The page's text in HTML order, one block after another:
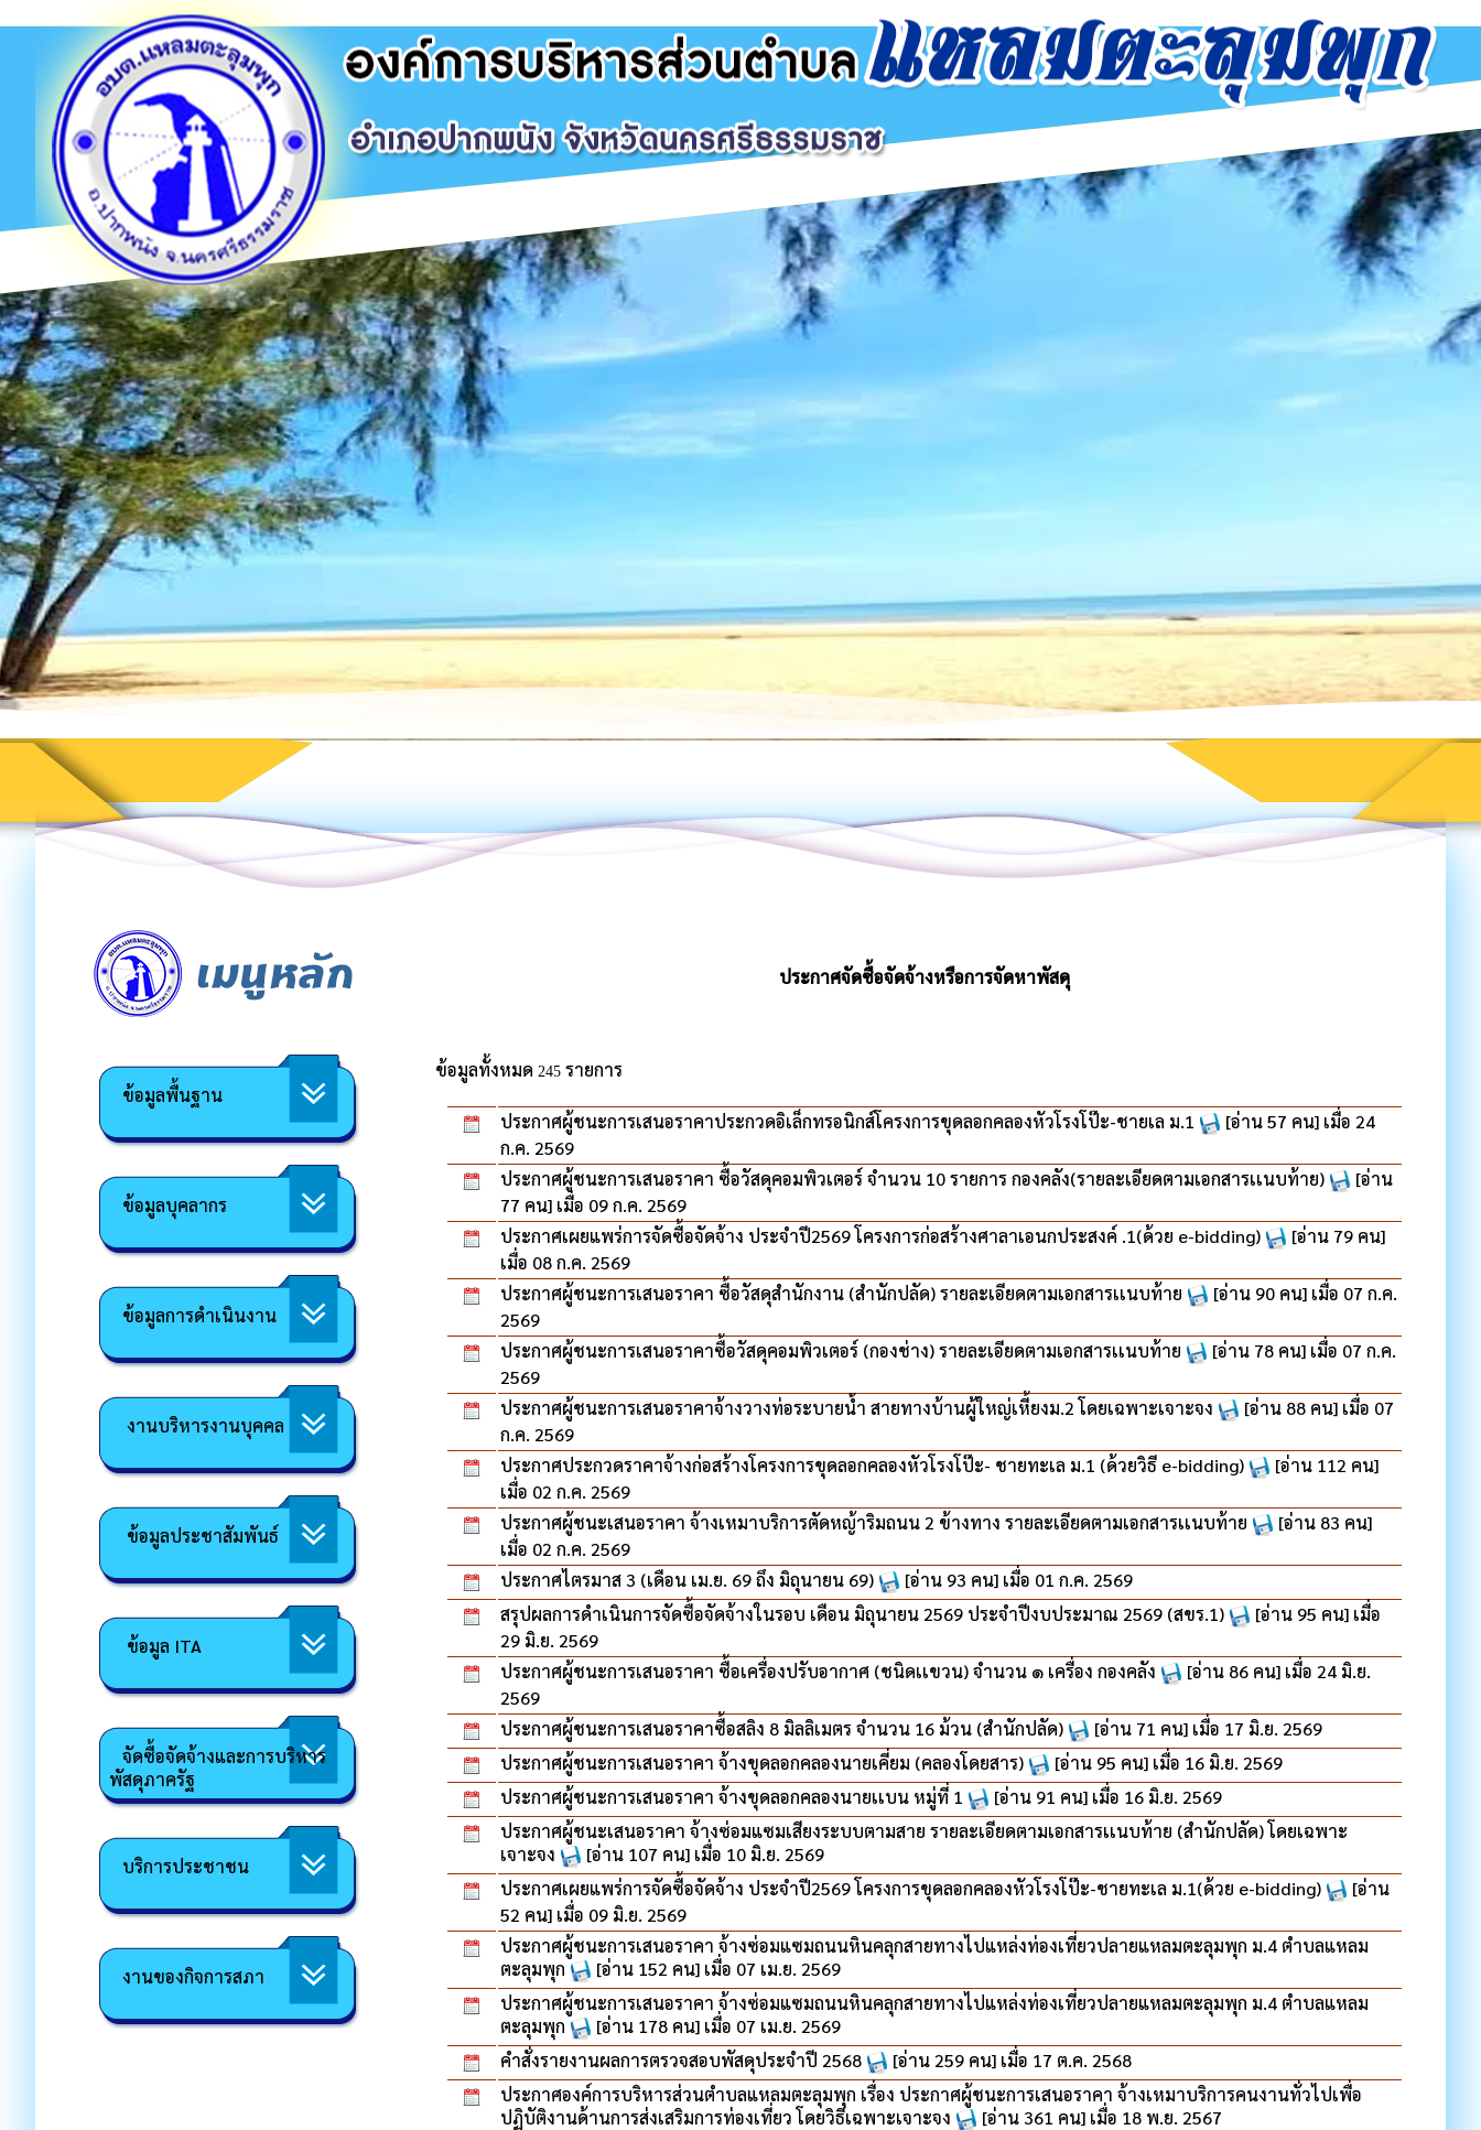
ข้อมูลพื้นฐาน
ข้อมูลบุคลากร
ข้อมูลการดำเนินงาน
งานบริหารงานบุคคล
ข้อมูลประชาสัมพันธ์
ข้อมูล ITA
จัดซื้อจัดจ้างและการบริหาร
พัสดุภาครัฐ
บริการประชาชน
งานของกิจการสภา
ประกาศจัดซื้อจัดจ้างหรือการจัดหาพัสดุ
ข้อมูลทั้งหมด 245รายการ
ประกาศผู้ชนะการเสนอราคาประกวดอิเล็กทรอนิกส์โครงการขุดลอกคลองหัวโรงโป๊ะ-ชายเล ม.1
[อ่าน 57 คน] เมื่อ 24
ก.ค. 2569
ประกาศผู้ชนะการเสนอราคา ซื้อวัสดุคอมพิวเตอร์ จำนวน 10 รายการ กองคลัง(รายละเอียดตามเอกสารเเนบท้าย)
[อ่าน
77 คน] เมื่อ 09 ก.ค. 2569
ประกาศเผยแพร่การจัดซื้อจัดจ้าง ประจำปี2569 โครงการก่อสร้างศาลาเอนกประสงค์ .1(ด้วย e-bidding)
[อ่าน 79 คน]
เมื่อ 08 ก.ค. 2569
ประกาศผู้ชนะการเสนอราคา ซื้อวัสดุสำนักงาน (สำนักปลัด) รายละเอียดตามเอกสารเเนบท้าย
[อ่าน 90 คน] เมื่อ 07 ก.ค.
2569
ประกาศผู้ชนะการเสนอราคาซื้อวัสดุคอมพิวเตอร์ (กองช่าง) รายละเอียดตามเอกสารเเนบท้าย
[อ่าน 78 คน] เมื่อ 07 ก.ค.
2569
ประกาศผู้ชนะการเสนอราคาจ้างวางท่อระบายน้ำ สายทางบ้านผู้ใหญ่เหี้ยงม.2 โดยเฉพาะเจาะจง
[อ่าน 88 คน] เมื่อ 07
ก.ค. 2569
ประกาศประกวดราคาจ้างก่อสร้างโครงการขุดลอกคลองหัวโรงโป๊ะ- ชายทะเล ม.1 (ด้วยวิธี e-bidding)
[อ่าน 112 คน]
เมื่อ 02 ก.ค. 2569
ประกาศผู้ชนะเสนอราคา จ้างเหมาบริการตัดหญ้าริมถนน 2 ข้างทาง รายละเอียดตามเอกสารเเนบท้าย
[อ่าน 83 คน]
เมื่อ 02 ก.ค. 2569
ประกาศไตรมาส 3 (เดือน เม.ย. 69 ถึง มิถุนายน 69)
[อ่าน 93 คน] เมื่อ 01 ก.ค. 2569
สรุปผลการดำเนินการจัดซื้อจัดจ้างในรอบ เดือน มิถุนายน 2569 ประจำปีงบประมาณ 2569 (สขร.1)
[อ่าน 95 คน] เมื่อ
29 มิ.ย. 2569
ประกาศผู้ชนะการเสนอราคา ซื้อเครื่องปรับอากาศ (ชนิดเเขวน) จำนวน ๑ เครื่อง กองคลัง
[อ่าน 86 คน] เมื่อ 24 มิ.ย.
2569
ประกาศผู้ชนะการเสนอราคาซื้อสลิง 8 มิลลิเมตร จำนวน 16 ม้วน (สำนักปลัด)
[อ่าน 71 คน] เมื่อ 17 มิ.ย. 2569
ประกาศผู้ชนะการเสนอราคา จ้างขุดลอกคลองนายเคี่ยม (คลองโดยสาร)
[อ่าน 95 คน] เมื่อ 16 มิ.ย. 2569
ประกาศผู้ชนะการเสนอราคา จ้างขุดลอกคลองนายเเบน หมู่ที่ 1
[อ่าน 91 คน] เมื่อ 16 มิ.ย. 2569
ประกาศผู้ชนะเสนอราคา จ้างซ่อมแซมเสียงระบบตามสาย รายละเอียดตามเอกสารเเนบท้าย (สำนักปลัด) โดยเฉพาะ
เจาะจง
[อ่าน 107 คน] เมื่อ 10 มิ.ย. 2569
ประกาศเผยแพร่การจัดซื้อจัดจ้าง ประจำปี2569 โครงการขุดลอกคลองหัวโรงโป๊ะ-ชายทะเล ม.1(ด้วย e-bidding)
[อ่าน
52 คน] เมื่อ 09 มิ.ย. 2569
ประกาศผู้ชนะการเสนอราคา จ้างซ่อมแซมถนนหินคลุกสายทางไปแหล่งท่องเที่ยวปลายแหลมตะลุมพุก ม.4 ตำบลแหลม
ตะลุมพุก
[อ่าน 152 คน] เมื่อ 07 เม.ย. 2569
ประกาศผู้ชนะการเสนอราคา จ้างซ่อมแซมถนนหินคลุกสายทางไปแหล่งท่องเที่ยวปลายแหลมตะลุมพุก ม.4 ตำบลแหลม
ตะลุมพุก
[อ่าน 178 คน] เมื่อ 07 เม.ย. 2569
คำสั่งรายงานผลการตรวจสอบพัสดุประจำปี 2568
[อ่าน 259 คน] เมื่อ 17 ต.ค. 2568
ประกาศองค์การบริหารส่วนตำบลแหลมตะลุมพุก เรื่อง ประกาศผู้ชนะการเสนอราคา จ้างเหมาบริการคนงานทั่วไปเพื่อ
ปฏิบัติงานด้านการส่งเสริมการท่องเที่ยว โดยวิธีเฉพาะเจาะจง
[อ่าน 361 คน] เมื่อ 18 พ.ย. 2567